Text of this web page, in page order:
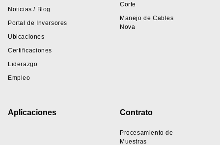
Noticias / Blog
Portal de Inversores
Ubicaciones
Certificaciones
Liderazgo
Empleo
Corte
Manejo de Cables
Nova
Aplicaciones Contrato
Procesamiento de
Muestras